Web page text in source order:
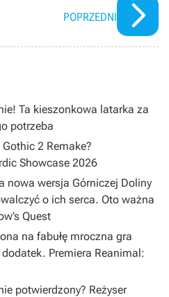
POPRZEDNI
Ta kieszonkowa latarka za
potrzeba
2 Remake?
Showcase 2026
nowa wersja Górniczej Doliny
o ich serca. Oto ważna
Quest
na fabułę mroczna gra
dodatek. Premiera Reanimal:
potwierdzony? Reżyser